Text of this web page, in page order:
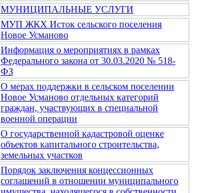
МУНИЦИПАЛЬНЫЕ УСЛУГИ
МУП ЖКХ Исток сельского поселения
Новое Усманово
Информация о мероприятиях в рамках
Федерального закона от 30.03.2020 № 518-
ФЗ
О мерах поддержки в сельском поселении
Новое Усманово отдельных категорий
граждан, участвующих в специальной
военной операции
О государственной кадастровой оценке
объектов капитального строительства,
земельных участков
Порядок заключения концессионных
соглашений в отношении муниципального